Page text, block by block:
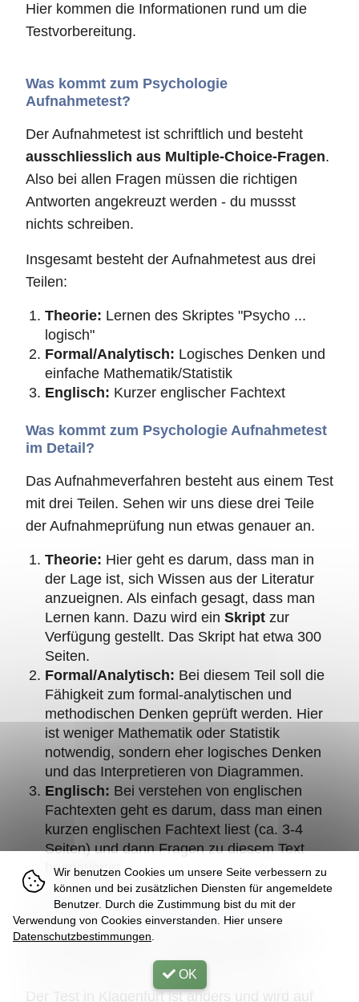
Hier kommen die Informationen rund um die
Testvorbereitung.
Was kommt zum Psychologie
Aufnahmetest?
Der Aufnahmetest ist schriftlich und besteht
ausschliesslich aus Multiple-Choice-Fragen.
Also bei allen Fragen müssen die richtigen
Antworten angekreuzt werden - du mussst
nichts schreiben.
Insgesamt besteht der Aufnahmetest aus drei
Teilen:
Theorie: Lernen des Skriptes "Psycho ...
logisch"
Formal/Analytisch: Logisches Denken und
einfache Mathematik/Statistik
Englisch: Kurzer englischer Fachtext
Was kommt zum Psychologie Aufnahmetest
im Detail?
Das Aufnahmeverfahren besteht aus einem Test
mit drei Teilen. Sehen wir uns diese drei Teile
der Aufnahmeprüfung nun etwas genauer an.
Theorie: Hier geht es darum, dass man in
der Lage ist, sich Wissen aus der Literatur
anzueignen. Als einfach gesagt, dass man
Lernen kann. Dazu wird ein Skript zur
Verfügung gestellt. Das Skript hat etwa 300
Seiten.
Formal/Analytisch: Bei diesem Teil soll die
Fähigkeit zum formal-analytischen und
methodischen Denken geprüft werden. Hier
ist weniger Mathematik oder Statistik
notwendig, sondern eher logisches Denken
und das Interpretieren von Diagrammen.
Englisch: Bei verstehen von englischen
Fachtexten geht es darum, dass man einen
kurzen englischen Fachtext liest (ca. 3-4
Seiten) und dann Fragen zu diesem Text
beantwortet.
Ist der Test in allen Städten gleich?
Der Test ist in Wien, Innsbruck, Salzburg und
Graz exakt gleich und am gleichen Tag.
Der Test in Klagenfurt ist anders und wird auf
Wir benutzen Cookies um unsere Seite verbessern zu
können und bei zusätzlichen Diensten für angemeldete
Benutzer. Durch die Zustimmung bist du mit der
Verwendung von Cookies einverstanden. Hier unsere
Datenschutzbestimmungen
OK